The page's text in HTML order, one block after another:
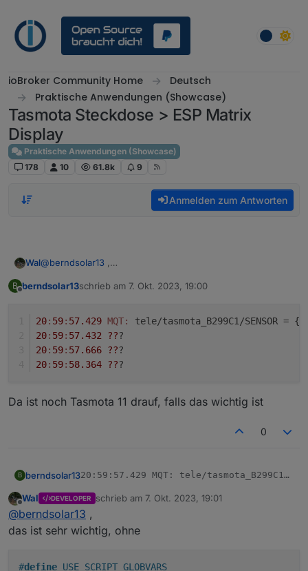
ioBroker Community Home
Deutsch
Praktische Anwendungen (Showcase)
Tasmota Steckdose > ESP Matrix
Display
Praktische Anwendungen (Showcase)
178
10 61.8k 9
Anmelden zum Antworten
Wal@berndsolar13
>D
>B
;Set teleperiod to 20sec
tper=10
>T
>M 1
1,77070100100700ff@1,akt. Verbrauch,W,P,0
B berndsolar13schrieb am 7. Okt. 2023, 19:00
zuletzt editiert von
20: 59: 57.429 MQT: tele/tasmota_B299C1/SENSOR = {
20: 59: 57.432 ???
20: 59: 57.666 ???
20: 59: 58.364 ???
Da ist noch Tasmota 11 drauf, falls das wichtig ist
0
B berndsolar1320:59:57.429 MQT: tele/tasmota_B299C1/
20:59:57.666 ???
Da ist noch Tasmota 11 drauf, falls das wichtig ist
Offline
Wal DEVELOPER schrieb am 7. Okt. 2023, 19:01
zuletzt editiert von
@berndsolar13 ,
das ist sehr wichtig, ohne
#define USE_SCRIPT_GLOBVARS